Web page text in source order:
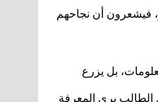
فيشعرون أن نجاحهم
بل يزرع
يرى المعرفة